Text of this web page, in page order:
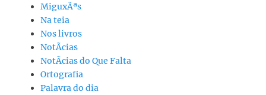
MiguxÃªs
Na teia
Nos livros
NotÃ­cias
NotÃ­cias do Que Falta
Ortografia
Palavra do dia